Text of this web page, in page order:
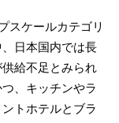
スケールカテゴリ
日本国内では長
給不足とみられ
、キッチンやラ
トホテルとブラ